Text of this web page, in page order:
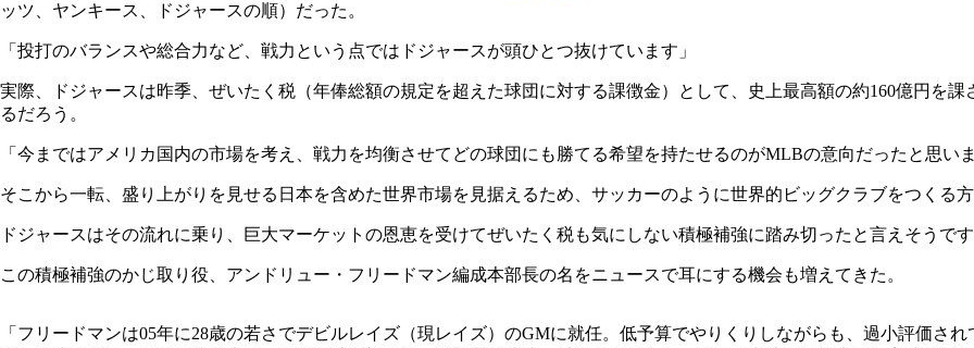
ッツ、ヤンキース、ドジャースの順）だった。
「投打のバランスや総合力など、戦力という点ではドジャースが頭ひとつ抜けています」
実際、ドジャースは昨季、ぜいたく税（年俸総額の規定を超えた球団に対する課徴金）として、史上最高額の約160億円を
るだろう。
「今まではアメリカ国内の市場を考え、戦力を均衡させてどの球団にも勝てる希望を持たせるのがMLBの意向だったと思い
そこから一転、盛り上がりを見せる日本を含めた世界市場を見据えるため、サッカーのように世界的ビッグクラブをつくる
ドジャースはその流れに乗り、巨大マーケットの恩恵を受けてぜいたく税も気にしない積極補強に踏み切ったと言えそうで
この積極補強のかじ取り役、アンドリュー・フリードマン編成本部長の名をニュースで耳にする機会も増えてきた。
「フリードマンは05年に28歳の若さでデビルレイズ（現レイズ）のGMに就任。低予算でやりくりしながらも、過小評価さ